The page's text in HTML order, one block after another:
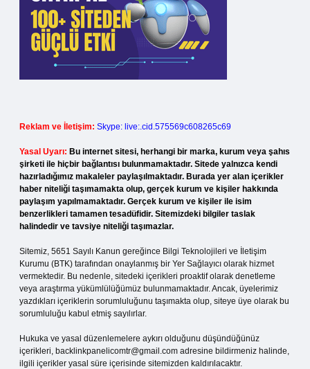
Reklam ve İletişim: Skype: live:.cid.575569c608265c69
Yasal Uyarı: Bu internet sitesi, herhangi bir marka, kurum veya şahıs
şirketi ile hiçbir bağlantısı bulunmamaktadır. Sitede yalnızca kendi
hazırladığımız makaleler paylaşılmaktadır. Burada yer alan içerikler
haber niteliği taşımamakta olup, gerçek kurum ve kişiler hakkında
paylaşım yapılmamaktadır. Gerçek kurum ve kişiler ile isim
benzerlikleri tamamen tesadüfidir. Sitemizdeki bilgiler taslak
halindedir ve tavsiye niteliği taşımazlar.
Sitemiz, 5651 Sayılı Kanun gereğince Bilgi Teknolojileri ve İletişim
Kurumu (BTK) tarafından onaylanmış bir Yer Sağlayıcı olarak hizmet
vermektedir. Bu nedenle, sitedeki içerikleri proaktif olarak denetleme
veya araştırma yükümlülüğümüz bulunmamaktadır. Ancak, üyelerimiz
yazdıkları içeriklerin sorumluluğunu taşımakta olup, siteye üye olarak bu
sorumluluğu kabul etmiş sayılırlar.
Hukuka ve yasal düzenlemelere aykırı olduğunu düşündüğünüz
içerikleri, backlinkpanelicomtr@gmail.com adresine bildirmeniz halinde,
ilgili içerikler yasal süre içerisinde sitemizden kaldırılacaktır.